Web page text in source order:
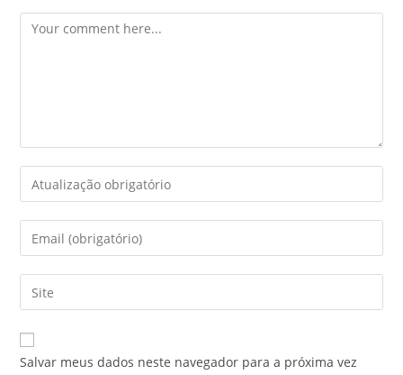
Salvar meus dados neste navegador para a próxima vez